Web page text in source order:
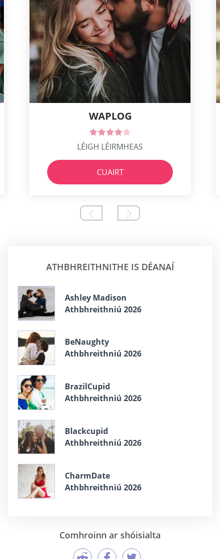
WAPLOG
LÉIGH LÉIRMHEAS
CUAIRT
ATHBHREITHNITHE IS DÉANAÍ
Ashley Madison
Athbhreithniú 2026
BeNaughty
Athbhreithniú 2026
BrazilCupid
Athbhreithniú 2026
Blackcupid
Athbhreithniú 2026
CharmDate
Athbhreithniú 2026
Comhroinn ar shóisialta